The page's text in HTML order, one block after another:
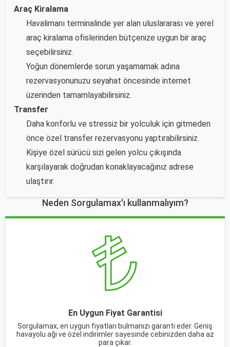
Araç Kiralama
Havalimanı terminalinde yer alan uluslararası ve yerel
araç kiralama ofislerinden bütçenize uygun bir araç
seçebilirsiniz.
Yoğun dönemlerde sorun yaşamamak adına
rezervasyonunuzu seyahat öncesinde internet
üzerinden tamamlayabilirsiniz.
Transfer
Daha konforlu ve stressiz bir yolculuk için gitmeden
önce özel transfer rezervasyonu yaptırabilirsiniz.
Kişiye özel sürücü sizi gelen yolcu çıkışında
karşılayarak doğrudan konaklayacağınız adrese
ulaştırır.
Neden Sorgulamax'ı kullanmalıyım?
En Uygun Fiyat Garantisi
Sorgulamax, en uygun fiyatları bulmanızı garanti eder. Geniş
havayolu ağı ve özel indirimler sayesinde cebinizden daha az
para çıkar.